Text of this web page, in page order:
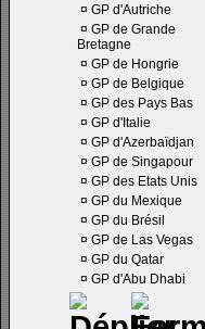
¤ GP d'Autriche
¤ GP de Grande
Bretagne
¤ GP de Hongrie
¤ GP de Belgique
¤ GP des Pays Bas
¤ GP d'Italie
¤ GP d'Azerbaïdjan
¤ GP de Singapour
¤ GP des Etats Unis
¤ GP du Mexique
¤ GP du Brésil
¤ GP de Las Vegas
¤ GP du Qatar
¤ GP d'Abu Dhabi